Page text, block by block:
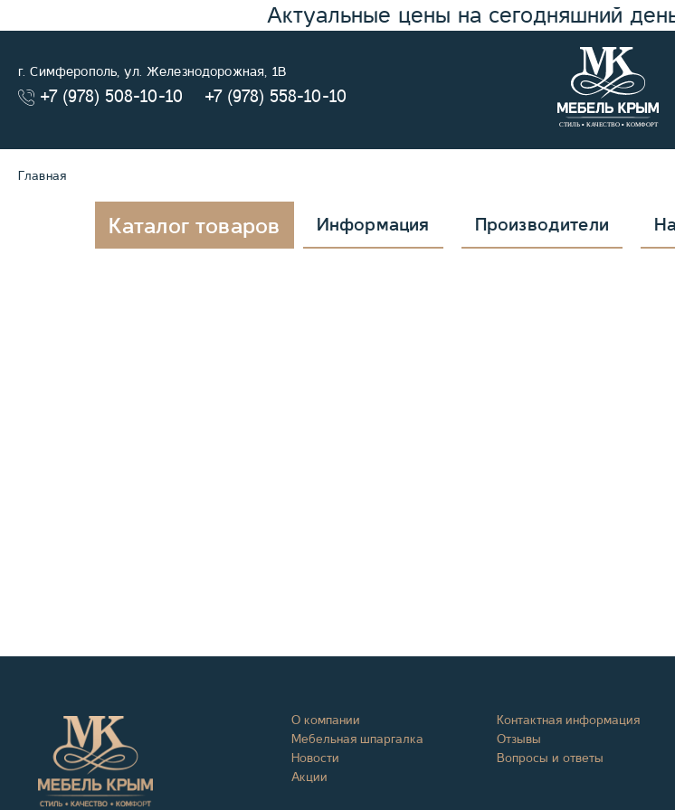
Актуальные цены на сегодняшний
г. Симферополь, ул. Железнодорожная, 1В
+7 (978) 508-10-10 +7 (978) 558-10-10
Главная
Каталог товаров Информация Производители
О компании
Мебельная шпаргалка
Новости
Акции
Контактная информация
Отзывы
Вопросы и ответы